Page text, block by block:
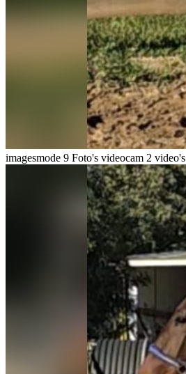
imagesmode 9 Foto's videocam 2 video's